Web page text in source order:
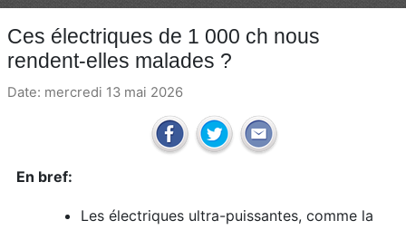
Ces électriques de 1 000 ch nous
rendent-elles malades ?
Date: mercredi 13 mai 2026
En bref:
Les électriques ultra-puissantes, comme la